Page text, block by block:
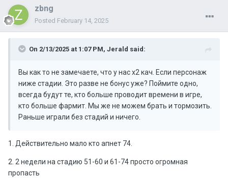
zbng
Posted February 14, 2025
On 2/13/2025 at 1:07 PM, Jerald said:
Вы как то не замечаете, что у нас х2 кач. Если персонаж
ниже стадии. Это разве не бонус уже? Поймите одно,
всегда будут те, кто больше проводит времени в игре,
кто больше фармит. Мы же не можем брать и тормозить.
Раньше играли без стадий и ничего.
1. Действительно мало кто апнет 74.
2. 2 недели на стадию 51-60 и 61-74 просто огромная
пропасть